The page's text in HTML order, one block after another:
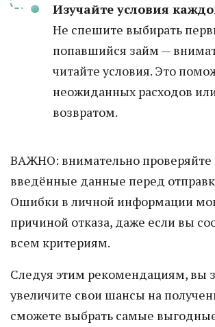
Изучайте условия
Не спешите выбирать
попавшийся займ —
читайте условия. Это
неожиданных расходов
возвратом.
ВАЖНО: внимательно проверяйте
введённые данные перед
Ошибки в личной информации
причиной отказа, даже если вы
всем критериям.
Следуя этим рекомендациям, вы
увеличите свои шансы на
сможете выбрать самые